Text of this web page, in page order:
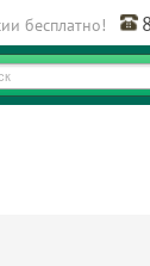
бесплатно!